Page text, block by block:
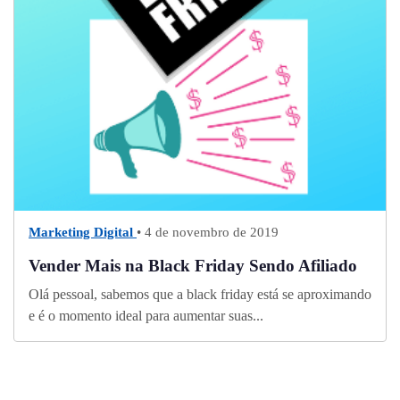
Marketing Digital • 4 de novembro de 2019
Vender Mais na Black Friday Sendo Afiliado
Olá pessoal, sabemos que a black friday está se aproximando
e é o momento ideal para aumentar suas...